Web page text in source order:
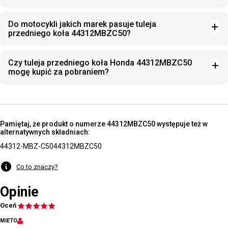
Do motocykli jakich marek pasuje tuleja
przedniego koła 44312MBZC50?
Czy tuleja przedniego koła Honda 44312MBZC50
mogę kupić za pobraniem?
Pamiętaj, że produkt o numerze 44312MBZC50 występuje też w
alternatywnych składniach:
44312-MBZ-C5044312MBZC50
Co to znaczy?
Opinie
Oceń
MIETO